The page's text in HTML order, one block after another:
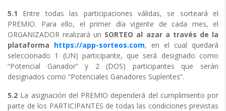
5.1 Entre todas las participaciones válidas, se sorteará el
PREMIO. Para ello, el primer día vigente de cada mes, el
ORGANIZADOR realizará un SORTEO al azar a través de la
plataforma https://app-sorteos.com, en el cual quedará
seleccionado 1 (UN) participante, que será designado como
“Potencial Ganador” y 2 (DOS) participantes que serán
designados como “Potenciales Ganadores Suplentes”.
5.2 La asignación del PREMIO dependerá del cumplimiento por
parte de los PARTICIPANTES de todas las condiciones previstas